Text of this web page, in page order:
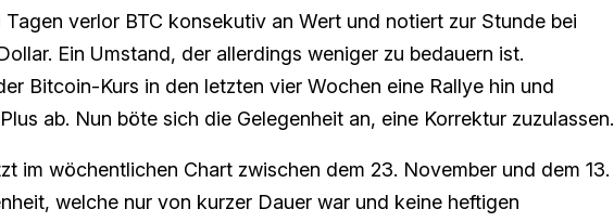
Tagen verlor BTC konsekutiv an Wert und notiert zur Stunde bei
Ein Umstand, der allerdings weniger zu bedauern ist.
Bitcoin-Kurs in den letzten vier Wochen eine Rallye hin und
ab. Nun böte sich die Gelegenheit an, eine Korrektur zuzulassen.
im wöchentlichen Chart zwischen dem 23. November und dem 13.
welche nur von kurzer Dauer war und keine heftigen